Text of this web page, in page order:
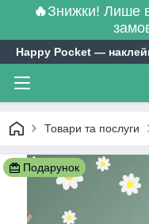
🔥Знижки! Лише
Happy Pocket ―
Товари та послуги
Подарунок